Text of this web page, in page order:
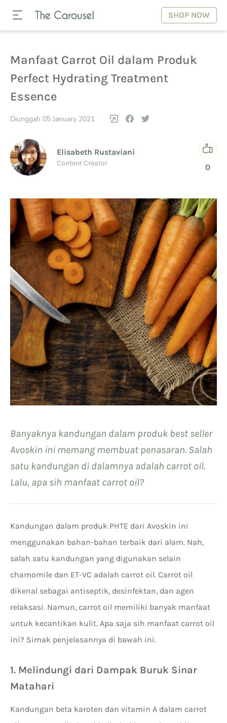
SHOP NOW
Manfaat Carrot Oil dalam Produk
Perfect Hydrating Treatment
Essence
Diunggah 05 January 2021
Elisabeth Rustaviani
Content Creator 0
Banyaknya kandungan dalam produk best seller
Avoskin ini memang membuat penasaran. Salah
satu kandungan di dalamnya adalah carrot oil.
Lalu, apa sih manfaat carrot oil?
Kandungan dalam produk PHTE dari Avoskin ini
menggunakan bahan-bahan terbaik dari alam. Nah,
salah satu kandungan yang digunakan selain
chamomile dan ET-VC adalah carrot oil. Carrot oil
dikenal sebagai antiseptik, desinfektan, dan agen
relaksasi. Namun, carrot oil memiliki banyak manfaat
untuk kecantikan kulit. Apa saja sih manfaat carrot oil
ini? Simak penjelasannya di bawah ini.
1. Melindungi dari Dampak Buruk Sinar
Matahari
Kandungan beta karoten dan vitamin A dalam carrot